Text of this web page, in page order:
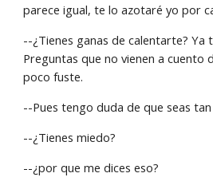
parece igual, te lo azotaré yo por
--¿Tienes ganas de calentarte? Ya
Preguntas que no vienen a cuento
poco fuste.
--Pues tengo duda de que seas
--¿Tienes miedo?
--¿por que me dices eso?